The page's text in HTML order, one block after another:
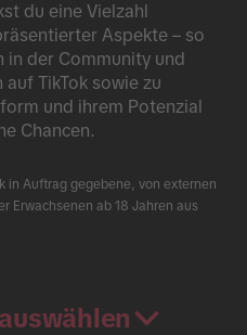
du eine Vielzahl
Aspekte – so
in der Community und
TikTok sowie zu
und ihrem Potenzial
Chancen.
in Auftrag gegebene, von externen
Erwachsenen ab 18 Jahren aus